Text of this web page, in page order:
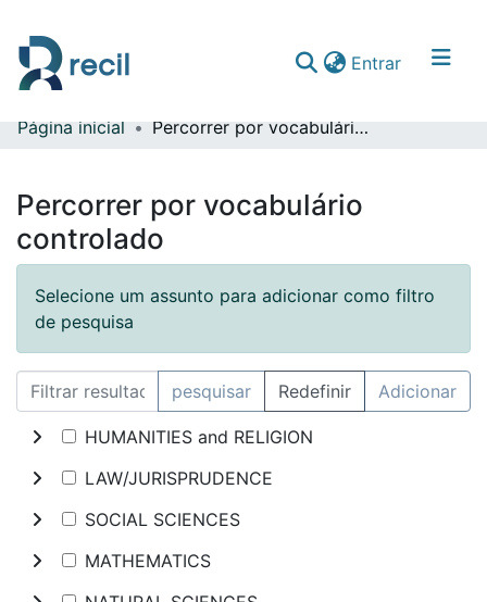
Entrar(current)
Comunidades & Coleções
Página inicial Percorrer por vocabulário controlado
Percorrer por vocabulário
controlado
Selecione um assunto para adicionar como filtro
de pesquisa
pesquisar Redefinir Adicionar
HUMANITIES and RELIGION
LAW/JURISPRUDENCE
SOCIAL SCIENCES
MATHEMATICS